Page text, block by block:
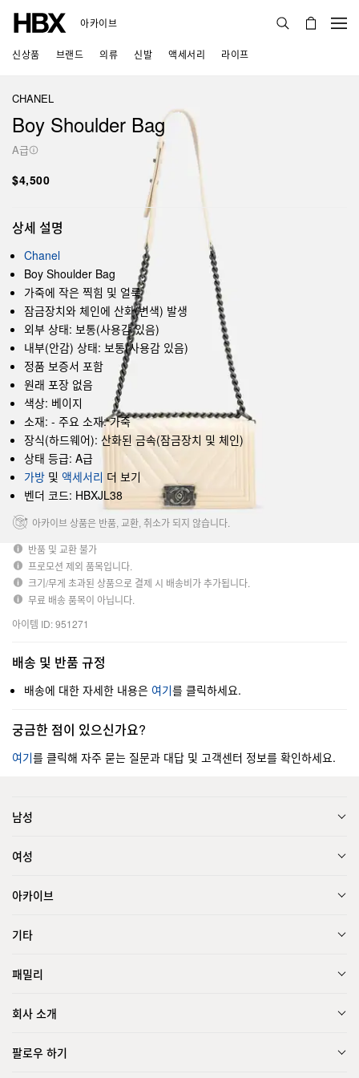
아카이브
신상품 브랜드 의류 신발 액세서리 라이프
CHANEL
Boy Shoulder Bag
A급
$4,500
상세 설명
Chanel
Boy Shoulder Bag
가죽에 작은 찍힘 및 얼룩
잠금장치와 체인에 산화(변색) 발생
외부 상태: 보통(사용감 있음)
내부(안감) 상태: 보통(사용감 있음)
정품 보증서 포함
원래 포장 없음
색상: 베이지
소재: - 주요 소재: 가죽
장식(하드웨어): 산화된 금속(잠금장치 및 체인)
상태 등급: A급
가방 및 액세서리 더 보기
벤더 코드: HBXJL38
아카이브 상품은 반품, 교환, 취소가 되지 않습니다.
반품 및 교환 불가
프로모션 제외 품목입니다.
크기/무게 초과된 상품으로 결제 시 배송비가 추가됩니다.
무료 배송 품목이 아닙니다.
아이템 ID: 951271
배송 및 반품 규정
배송에 대한 자세한 내용은 여기를 클릭하세요.
궁금한 점이 있으신가요?
여기를 클릭해 자주 묻는 질문과 대답 및 고객센터 정보를 확인하세요.
남성
여성
아카이브
기타
패밀리
회사 소개
팔로우 하기